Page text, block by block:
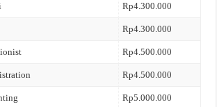
Rp4.300.000
Rp4.300.000
Rp4.500.000
Rp4.500.000
Rp5.000.000